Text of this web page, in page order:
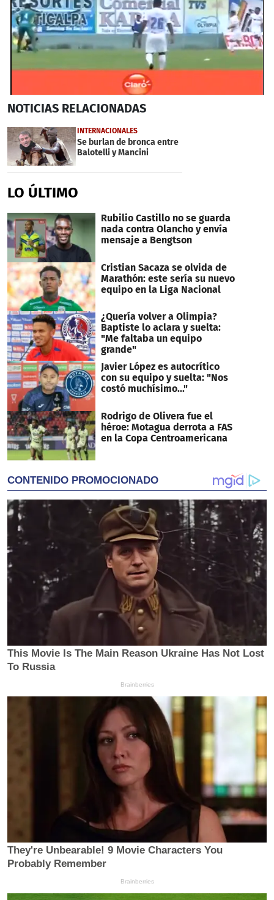
seconds
3
minutes,
3
seconds
NOTICIAS RELACIONADAS
INTERNACIONALES
Se burlan de bronca entre
Balotelli y Mancini
LO ÚLTIMO
Rubilio Castillo no se guarda
nada contra Olancho y envía
mensaje a Bengtson
Cristian Sacaza se olvida de
Marathón: este sería su nuevo
equipo en la Liga Nacional
¿Quería volver a Olimpia?
Baptiste lo aclara y suelta:
"Me faltaba un equipo
grande"
Javier López es autocrítico
con su equipo y suelta: "Nos
costó muchísimo..."
Rodrigo de Olivera fue el
héroe: Motagua derrota a FAS
en la Copa Centroamericana